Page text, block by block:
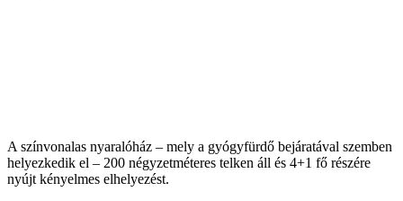
A színvonalas nyaralóház – mely a gyógyfürdő bejáratával szemben
helyezkedik el – 200 négyzetméteres telken áll és 4+1 fő részére
nyújt kényelmes elhelyezést.